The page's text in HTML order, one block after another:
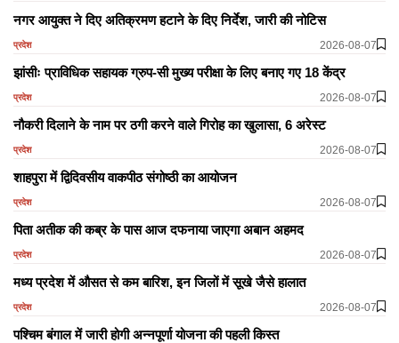
नगर आयुक्त ने दिए अतिक्रमण हटाने के दिए निर्देश, जारी की नोटिस
प्रदेश 2026-08-07
झांसीः प्राविधिक सहायक ग्रुप-सी मुख्य परीक्षा के लिए बनाए गए 18 केंद्र
प्रदेश 2026-08-07
नौकरी दिलाने के नाम पर ठगी करने वाले गिरोह का खुलासा, 6 अरेस्ट
प्रदेश 2026-08-07
शाहपुरा में द्विदिवसीय वाकपीठ संगोष्ठी का आयोजन
प्रदेश 2026-08-07
पिता अतीक की कब्र के पास आज दफनाया जाएगा अबान अहमद
प्रदेश 2026-08-07
मध्य प्रदेश में औसत से कम बारिश, इन जिलों में सूखे जैसे हालात
प्रदेश 2026-08-07
पश्चिम बंगाल में जारी होगी अन्नपूर्णा योजना की पहली किस्त